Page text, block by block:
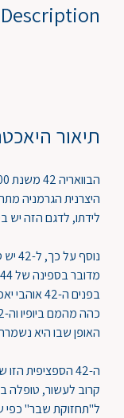
תיאור
לידתו, לדגם הזה יש
מדובר בספינה של 44 רגל- 13.40 מ'!
בפנים ה-
האופן שבו היא
ה-42 הספציפית
קרוב לעשור, טופלה
ל"תחזוקת שבר" כפי